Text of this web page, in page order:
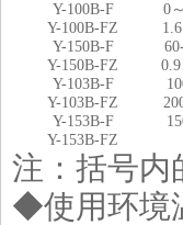
Y-100B-F
0
1.6
0.9
Y-100B-FZ
Y-150B-F
Y-150B-FZ
Y-103B-F
Y-103B-FZ
Y-153B-F
Y-153B-FZ
注：括号内
◆使用环境